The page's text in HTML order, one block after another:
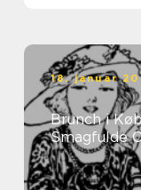
18. januar
Brunch i
Smagfulde